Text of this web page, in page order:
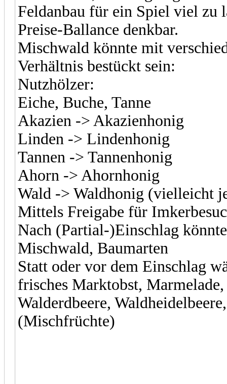
Feldanbau für ein Spiel viel zu
Preise-Ballance denkbar.
Mischwald könnte mit
Verhältnis bestückt sein:
Nutzhölzer:
Eiche, Buche, Tanne
Akazien -> Akazienhonig
Linden -> Lindenhonig
Tannen -> Tannenhonig
Ahorn -> Ahornhonig
Wald -> Waldhonig (vielleicht
Mittels Freigabe für
Nach (Partial-)Einschlag
Mischwald, Baumarten
Statt oder vor dem Einschlag
frisches Marktobst,
Walderdbeere,
(Mischfrüchte)